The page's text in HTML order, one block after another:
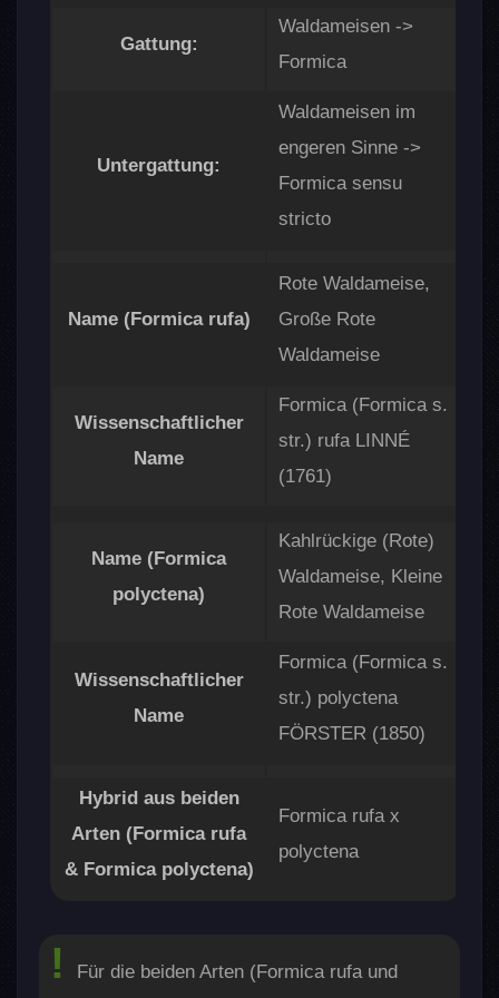
Körperpflege
Transport von Artgenossen
Wie stark ist eine Rote
Verteidigung
Waldameisenstaat
Tasten und Riechen
Können rote Waldameisen
Wie orientiert sich eine rote
Waldameise?
Feinde (Räuber & Parasiten)
Insekten
Ernährung
Was fressen Rote
Waldameisen?
Honigtau
Insekten & Co
Andere Nahrungsquellen
Fütterung von
Jungköniginnen und
Nahrungsvorräte im
Mischform aus Formica rufa
Gattung:
Waldameisen ->
Formica
Untergattung:
Waldameisen im
engeren Sinne ->
Formica sensu
stricto
Name (Formica rufa)
Rote Waldameise,
Große Rote
Waldameise
Wissenschaftlicher
Name
Formica (Formica s.
str.) rufa LINNÉ
(1761)
Name (Formica
polyctena)
Kahlrückige (Rote)
Waldameise, Kleine
Rote Waldameise
Wissenschaftlicher
Name
Formica (Formica s.
str.) polyctena
FÖRSTER (1850)
Hybrid aus beiden
Arten (Formica rufa
& Formica polyctena)
Formica rufa x
polyctena
Für die beiden Arten (Formica rufa und